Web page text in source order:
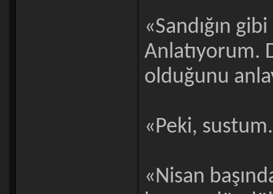
«Sandığın
Anlatıyorum.
olduğunu
«Peki,
«Nisan